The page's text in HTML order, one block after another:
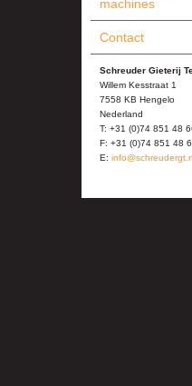
machines
Contact
Schreuder Gieterij
Willem Kesstraat 1
7558 KB Hengelo
Nederland
T: +31 (0)74 851 48
F: +31 (0)74 851 48
E: